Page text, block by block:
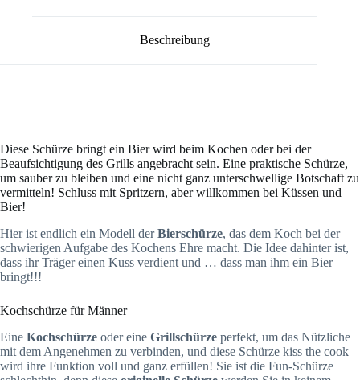
Beschreibung
Diese Schürze bringt ein Bier wird beim Kochen oder bei der
Beaufsichtigung des Grills angebracht sein. Eine praktische Schürze,
um sauber zu bleiben und eine nicht ganz unterschwellige Botschaft zu
vermitteln! Schluss mit Spritzern, aber willkommen bei Küssen und
Bier!
Hier ist endlich ein Modell derBierschürze, das dem Koch bei der
schwierigen Aufgabe des Kochens Ehre macht. Die Idee dahinter ist,
dass ihr Träger einen Kuss verdient und … dass man ihm ein Bier
bringt!!!
Kochschürze für Männer
Eine Kochschürze oder eine Grillschürze perfekt, um das Nützliche
mit dem Angenehmen zu verbinden, und diese Schürze kiss the cook
wird ihre Funktion voll und ganz erfüllen! Sie ist die Fun-Schürze